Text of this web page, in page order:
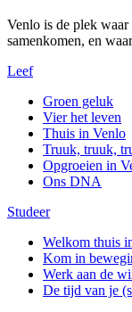
Venlo is de plek waar
samenkomen, en
Leef
Groen geluk
Vier het leven
Thuis in Venlo
Truuk, truuk,
Opgroeien in
Ons DNA
Studeer
Welkom thuis
Kom in
Werk aan de
De tijd van je